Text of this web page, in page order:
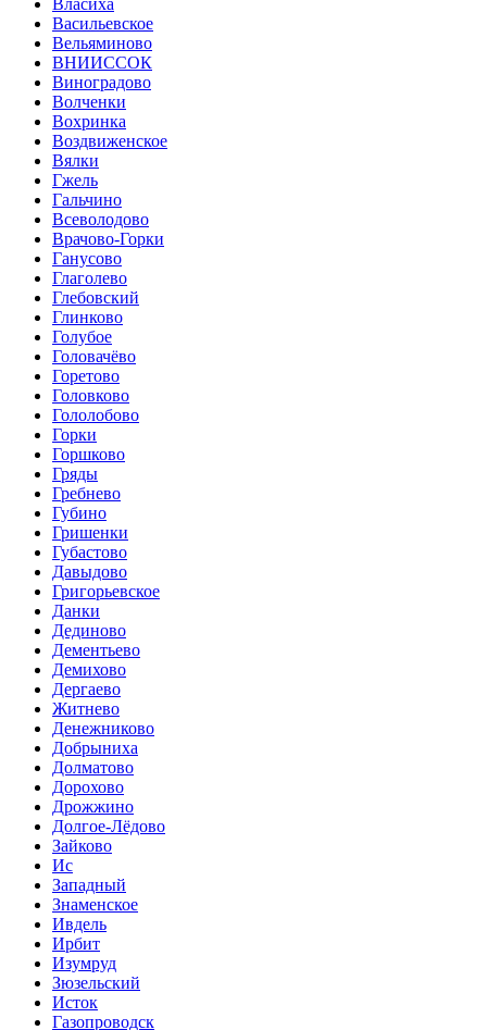
Васильевское
Вельяминово
ВНИИССОК
Виноградово
Волченки
Вохринка
Воздвиженское
Вялки
Гжель
Гальчино
Всеволодово
Врачово-Горки
Ганусово
Глаголево
Глебовский
Глинково
Голубое
Головачёво
Горетово
Головково
Гололобово
Горки
Горшково
Гряды
Гребнево
Губино
Гришенки
Губастово
Давыдово
Григорьевское
Данки
Дединово
Дементьево
Демихово
Дергаево
Житнево
Денежниково
Добрыниха
Долматово
Дорохово
Дрожжино
Долгое-Лёдово
Зайково
Ис
Западный
Знаменское
Ивдель
Ирбит
Изумруд
Зюзельский
Исток
Газопроводск